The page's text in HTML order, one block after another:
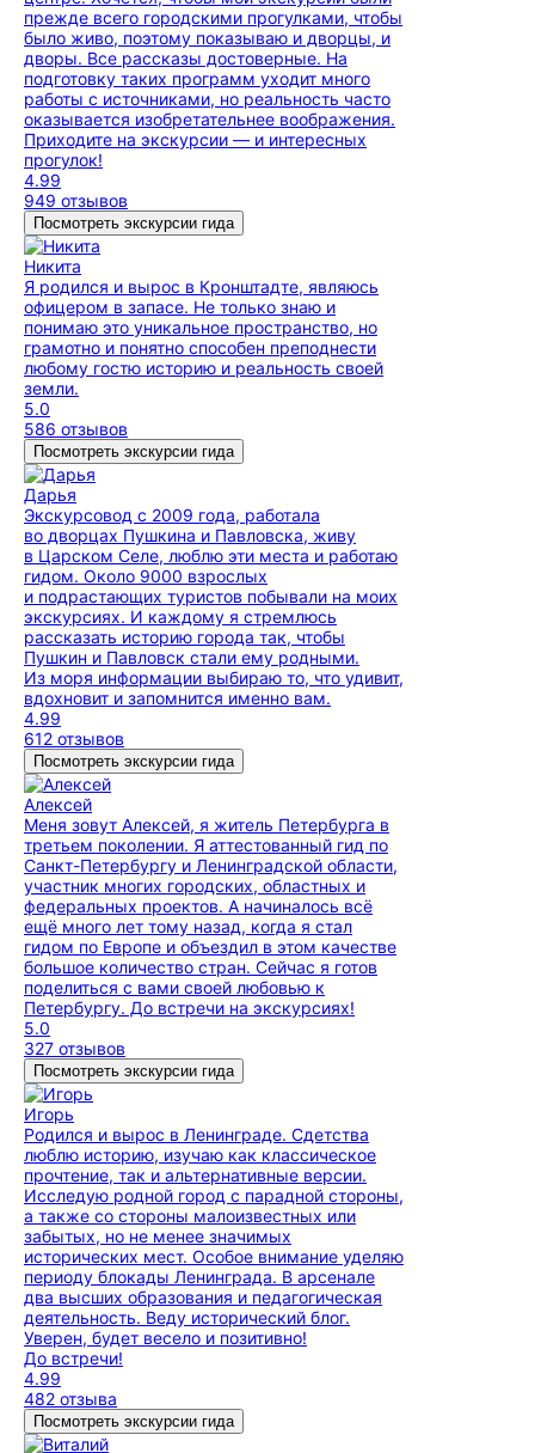
прежде всего городскими прогулками, чтобы
было живо, поэтому показываю и дворцы, и
дворы. Все рассказы достоверные. На
подготовку таких программ уходит много
работы с источниками, но реальность часто
оказывается изобретательнее воображения.
Приходите на экскурсии — и интересных
прогулок!
4.99
949 отзывов
Посмотреть экскурсии гида
Никита
Я родился и вырос в Кронштадте, являюсь
офицером в запасе. Не только знаю и
понимаю это уникальное пространство, но
грамотно и понятно способен преподнести
любому гостю историю и реальность своей
земли.
5.0
586 отзывов
Посмотреть экскурсии гида
Дарья
Экскурсовод с 2009 года, работала
во дворцах Пушкина и Павловска, живу
в Царском Селе, люблю эти места и работаю
гидом. Около 9000 взрослых
и подрастающих туристов побывали на моих
экскурсиях. И каждому я стремлюсь
рассказать историю города так, чтобы
Пушкин и Павловск стали ему родными.
Из моря информации выбираю то, что удивит,
вдохновит и запомнится именно вам.
4.99
612 отзывов
Посмотреть экскурсии гида
Алексей
Меня зовут Алексей, я житель Петербурга в
третьем поколении. Я аттестованный гид по
Санкт-Петербургу и Ленинградской области,
участник многих городских, областных и
федеральных проектов. А начиналось всё
ещё много лет тому назад, когда я стал
гидом по Европе и объездил в этом качестве
большое количество стран. Сейчас я готов
поделиться с вами своей любовью к
Петербургу. До встречи на экскурсиях!
5.0
327 отзывов
Посмотреть экскурсии гида
Игорь
Родился и вырос в Ленинграде. Сдетства
люблю историю, изучаю как классическое
прочтение, так и альтернативные версии.
Исследую родной город с парадной стороны,
а также со стороны малоизвестных или
забытых, но не менее значимых
исторических мест. Особое внимание уделяю
периоду блокады Ленинграда. В арсенале
два высших образования и педагогическая
деятельность. Веду исторический блог.
Уверен, будет весело и позитивно!
До встречи!
4.99
482 отзыва
Посмотреть экскурсии гида